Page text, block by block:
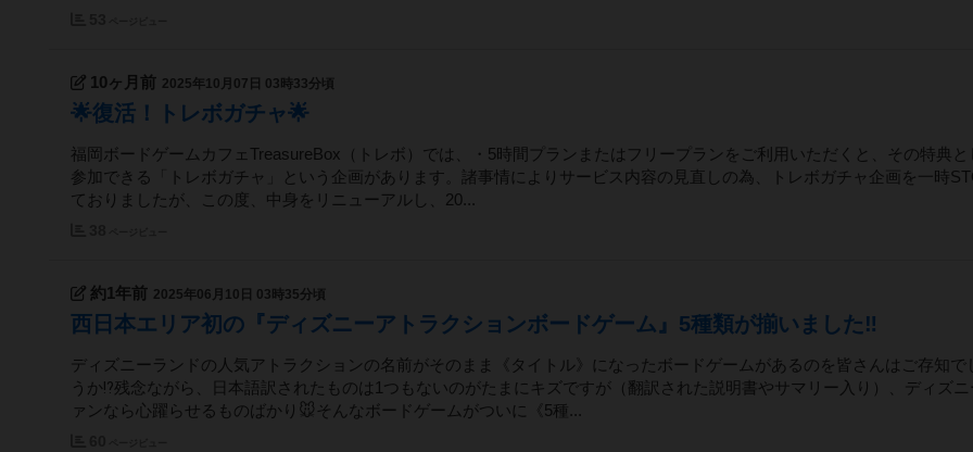
10ヶ月前 2025年10月07日 03時33分頃
🌟復活！トレボガチャ🌟
福岡ボードゲームカフェTreasureBox（トレボ）では、・5時間プランまたはフリープランをご利用いただくと、その特典と
参加できる「トレボガチャ」という企画があります。諸事情によりサービス内容の見直しの為、トレボガチャ企画を一時
ておりましたが、この度、中身をリニューアルし、20...
約1年前 2025年06月10日 03時35分頃
西日本エリア初の『ディズニーアトラクションボードゲーム』5種類が揃いました‼️
ディズニーランドの人気アトラクションの名前がそのまま《タイトル》になったボードゲームがあるのを皆さんはご存知で
うか⁉️残念ながら、日本語訳されたものは1つもないのがたまにキズですが（翻訳された説明書やサマリー入り）、ディズ
ァンなら心躍らせるものばかり🐭そんなボードゲームがついに《5種...